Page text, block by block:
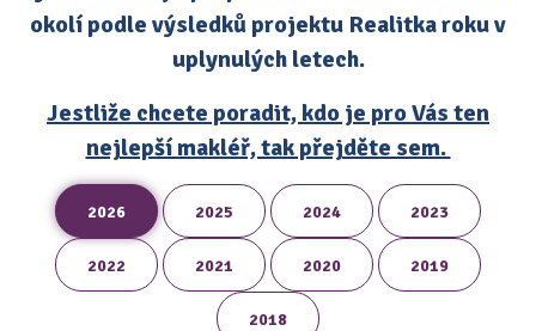
okolí podle výsledků projektu Realitka roku v
uplynulých letech.
Jestliže chcete poradit, kdo je pro Vás ten
nejlepší makléř, tak přejděte sem.
2026 2025 2024 2023
2022 2021 2020 2019
2018